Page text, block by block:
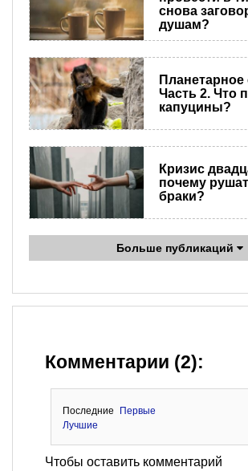
снова
душам?
Часть 2. Что
капуцины?
Кризис
почему
браки?
Больше публикаций
Комментарии (2):
Последние
Первые
Лучшие
Чтобы оставить комментарий